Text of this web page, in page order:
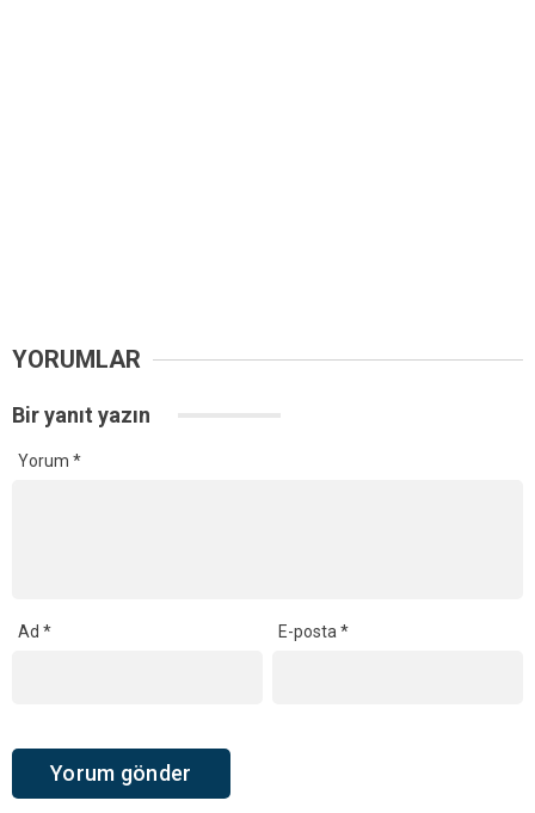
YORUMLAR
Bir yanıt yazın
Yorum *
Ad * E-posta*